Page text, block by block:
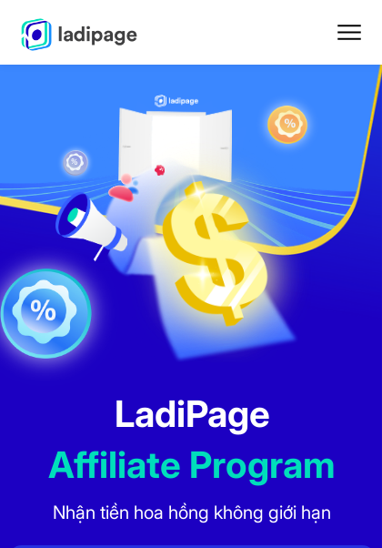
Nhận tiền hoa hồng không giới hạn
LadiPage
Affiliate Program